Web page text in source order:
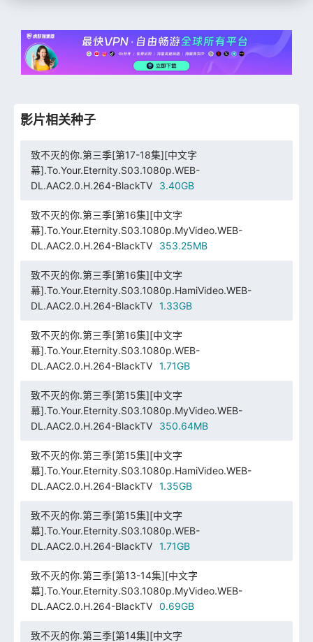
影片相关种子
致不灭的你.第三季[第17-18集][中文字
幕].To.Your.Eternity.S03.1080p.WEB-
DL.AAC2.0.H.264-BlackTV
3.40GB
致不灭的你.第三季[第16集][中文字
幕].To.Your.Eternity.S03.1080p.MyVideo.WEB-
DL.AAC2.0.H.264-BlackTV
353.25MB
致不灭的你.第三季[第16集][中文字
幕].To.Your.Eternity.S03.1080p.HamiVideo.WEB-
DL.AAC2.0.H.264-BlackTV
1.33GB
致不灭的你.第三季[第16集][中文字
幕].To.Your.Eternity.S03.1080p.WEB-
DL.AAC2.0.H.264-BlackTV
1.71GB
致不灭的你.第三季[第15集][中文字
幕].To.Your.Eternity.S03.1080p.MyVideo.WEB-
DL.AAC2.0.H.264-BlackTV
350.64MB
致不灭的你.第三季[第15集][中文字
幕].To.Your.Eternity.S03.1080p.HamiVideo.WEB-
DL.AAC2.0.H.264-BlackTV
1.35GB
致不灭的你.第三季[第15集][中文字
幕].To.Your.Eternity.S03.1080p.WEB-
DL.AAC2.0.H.264-BlackTV
1.71GB
致不灭的你.第三季[第13-14集][中文字
幕].To.Your.Eternity.S03.1080p.MyVideo.WEB-
DL.AAC2.0.H.264-BlackTV
0.69GB
致不灭的你.第三季[第14集][中文字